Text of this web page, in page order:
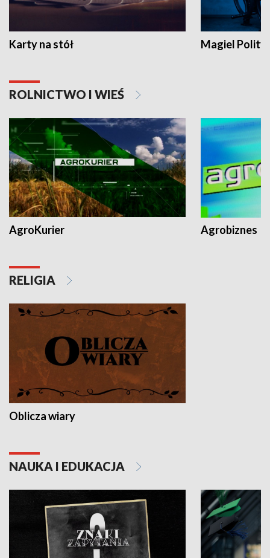
Karty na stół Magiel
ROLNICTWO I WIEŚ
AgroKurier Agrobiznes
RELIGIA
Oblicza wiary
NAUKA I EDUKACJA